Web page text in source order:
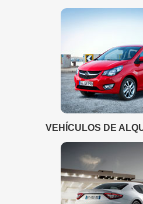
VEHÍCULOS DE